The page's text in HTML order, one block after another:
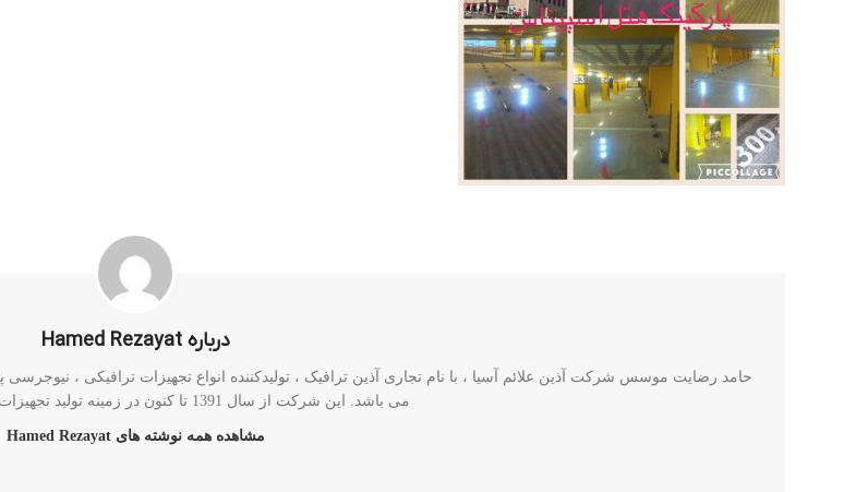
درباره Hamed Rezayat
حامد رضایت موسس شرکت آذین علائم آسیا ، با نام تجاری آذین ترافیک ، تولیدکننده انواع تجهیزات ترافیکی ، نیوجرسی
می باشد. این شرکت از سال 1391 تا کنون در زمینه تولید تجهیزات ترافیکی فعالیت دارد.
مشاهده همه نوشته های Hamed Rezayat